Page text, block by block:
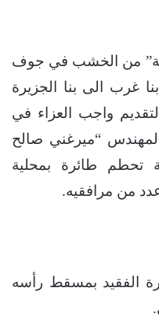
من الخشب في جوف
غرب الى بنا الجزيرة
واجب العزاء في
المهندس “ميرغني صالح
تحطم طائرة بمحلية
من مرافقيه.
الفقيد بمسقط رأسه